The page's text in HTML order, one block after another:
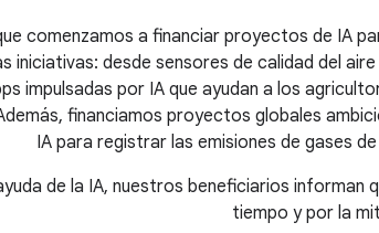
comenzamos a financiar proyectos de IA
iniciativas: desde sensores de calidad del
impulsadas por IA que ayudan a los
financiamos proyectos globales
IA para registrar las emisiones de gases
de la IA, nuestros beneficiarios informan
tiempo y por la